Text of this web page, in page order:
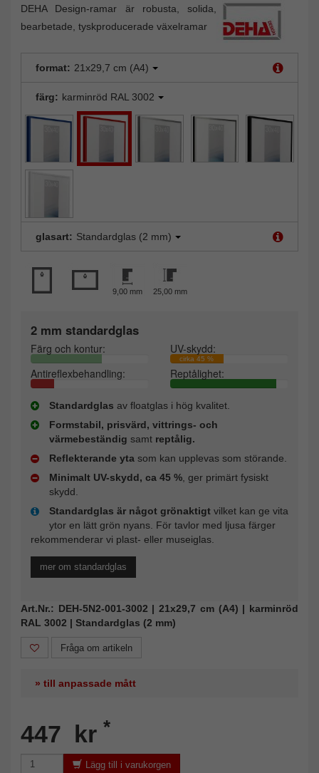
DEHA Design-ramar är robusta, solida,
bearbetade, tyskproducerade växelramar
format: 21x29,7 cm (A4)
färg: karminröd RAL 3002
glasart: Standardglas (2 mm)
9,00 mm 25,00 mm
2 mm standardglas
Färg och kontur: UV-skydd:
cirka 45 %
Antireflexbehandling: Reptålighet:
Standardglas av floatglas i hög kvalitet.
Formstabil, prisvärd, vittrings- och
värmebeständig samt reptålig.
Reflekterande yta som kan upplevas som störande.
Minimalt UV-skydd, ca 45 % , ger primärt fysiskt
skydd.
Standardglas är något grönaktigt vilket kan ge vita
ytor en lätt grön nyans. För tavlor med ljusa färger
rekommenderar vi plast- eller museiglas.
mer om standardglas
Art.Nr.: DEH-5N2-001-3002 | 21x29,7 cm (A4) | karminröd
RAL 3002 | Standardglas (2 mm)
Fråga om artikeln
» till anpassade mått
447 kr *
Lägg till i varukorgen